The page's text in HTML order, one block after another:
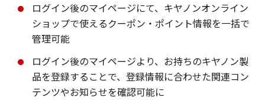
ログイン後のマイページにて、キヤノンオンライン
ショップで使えるクーポン・ポイント情報を一括で
管理可能
ログイン後のマイページより、お持ちのキヤノン製
品を登録することで、登録情報に合わせた関連コン
テンツやお知らせを確認可能に